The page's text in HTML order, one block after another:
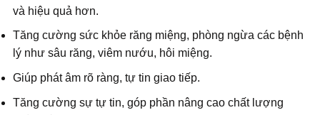
và hiệu quả hơn.
Tăng cường sức khỏe răng miệng, phòng ngừa các bệnh
lý như sâu răng, viêm nướu, hôi miệng.
Giúp phát âm rõ ràng, tự tin giao tiếp.
Tăng cường sự tự tin, góp phần nâng cao chất lượng